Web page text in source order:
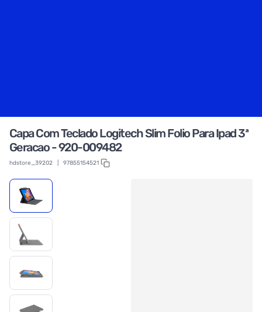
Capa Com Teclado Logitech Slim Folio Para Ipad 3ª
Geracao - 920-009482
hdstore_39202 97855154521